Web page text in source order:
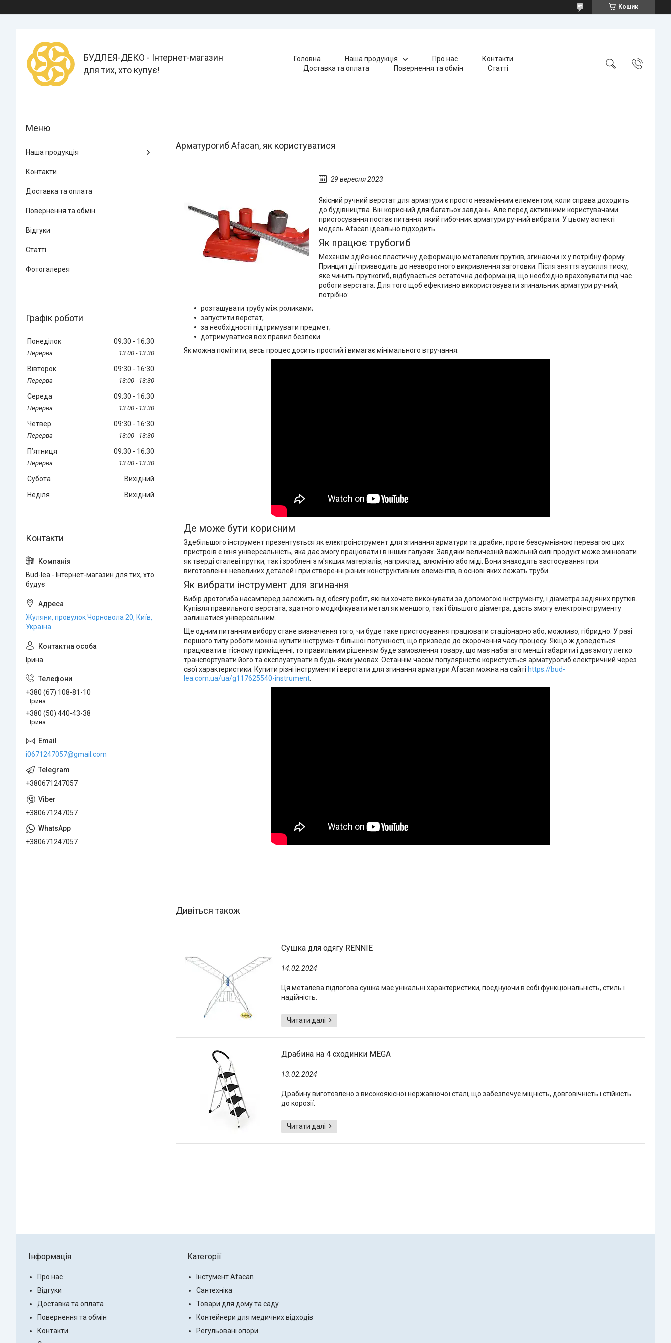
Кошик
БУДЛЕЯ-ДЕКО - Інтернет-магазин
для тих, хто купує!
Головна Наша продукція Про нас
Контакти
Доставка та оплата
Повернення та обмін Статті
Арматурогиб Afacan, як користуватися
29 вересня 2023
Якісний ручний верстат для арматури є просто незамінним елементом, коли справа доходить
до будівництва. Він корисний для багатьох завдань. Але перед активними користувачами
пристосування постає питання: який гибочник арматури ручний вибрати. У цьому аспекті
модель Afacan ідеально підходить.
Як працює трубогиб
Механізм здійснює пластичну деформацію металевих прутків, згинаючи їх у потрібну форму.
Принцип дії призводить до незворотного викривлення заготовки. Після зняття зусилля тиску,
яке чинить пруткогиб, відбувається остаточна деформація, що необхідно враховувати під час
роботи верстата. Для того щоб ефективно використовувати згинальник арматури ручний,
потрібно:
розташувати трубу між роликами;
запустити верстат;
за необхідності підтримувати предмет;
дотримуватися всіх правил безпеки.
Як можна помітити, весь процес досить простий і вимагає мінімального втручання.
Де може бути корисним
Здебільшого інструмент презентується як електроінструмент для згинання арматури та драбин, проте безсумнівною перевагою цих
пристроїв є їхня універсальність, яка дає змогу працювати і в інших галузях. Завдяки величезній важільній силі продукт може змінювати
як тверді сталеві прутки, так і зроблені з м'якших матеріалів, наприклад, алюмінію або міді. Вони знаходять застосування при
виготовленні невеликих деталей і при створенні різних конструктивних елементів, в основі яких лежать труби.
Як вибрати інструмент для згинання
Вибір дротогиба насамперед залежить від обсягу робіт, які ви хочете виконувати за допомогою інструменту, і діаметра задіяних прутків.
Купівля правильного верстата, здатного модифікувати метал як меншого, так і більшого діаметра, дасть змогу електроінструменту
залишатися універсальним.
Ще одним питанням вибору стане визначення того, чи буде таке пристосування працювати стаціонарно або, можливо, гібридно. У разі
першого типу роботи можна купити інструмент більшої потужності, що призведе до скорочення часу процесу. Якщо ж доведеться
працювати в тісному приміщенні, то правильним рішенням буде замовлення товару, що має набагато менші габарити і дає змогу легко
транспортувати його та експлуатувати в будь-яких умовах. Останнім часом популярністю користується арматурогиб електричний через
свої характеристики. Купити різні інструменти і верстати для згинання арматури Afacan можна на сайті https://bud-
lea.com.ua/ua/g117625540-instrument
Сушка для одягу RENNIE
14.02.2024
Ця металева підлогова сушка має унікальні характеристики, поєднуючи в собі функціональність, стиль і
надійність.
Драбина на 4 сходинки MEGA
13.02.2024
Драбину виготовлено з високоякісної нержавіючої сталі, що забезпечує міцність, довговічність і стійкість
до корозії.
Наша продукція
Контакти
Доставка та оплата
Повернення та обмін
Відгуки
Статті
Фотогалерея
Графік роботи
Понеділок 09:30 16:30
13:00 13:30
Вівторок 09:30 16:30
13:00 13:30
Середа 09:30 16:30
13:00 13:30
Четвер 09:30 16:30
13:00 13:30
Пʼятниця 09:30 16:30
13:00 13:30
Субота
Вихідний
Неділя
Вихідний
Bud-lea - Інтернет-магазин для тих, хто
будує
Жуляни, провулок Чорновола 20, Київ,
Україна
Ірина
+380 (67) 108-81-10
Ірина
+380 (50) 440-43-38
Ірина
i0671247057@gmail.com
+380671247057
+380671247057
+380671247057
Інформація
Про нас
Відгуки
Доставка та оплата
Повернення та обмін
Контакти
Категорії
Інстумент Afacan
Сантехніка
Товари для дому та саду
Контейнери для медичних відходів
Регульовані опори